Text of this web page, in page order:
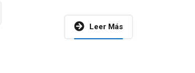
mes los...Leer Más